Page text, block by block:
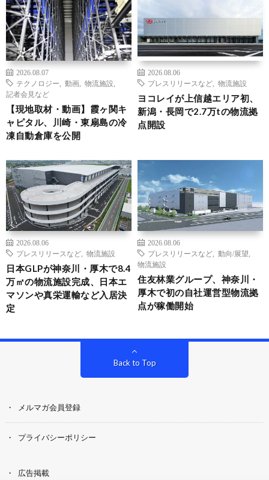
2026.08.07
テクノロジー
動画 物流施設
記者会見など
【現地取材・動画】霞ヶ関キ
ャピタル、川崎・東扇島の冷
凍自動倉庫を公開
2026.08.06
プレスリリースなど
物流施設
ヨコレイが上信越エリア初、
新潟・長岡で2.7万tの物流拠
点開設
2026.08.06
プレスリリースなど
物流施設
日本GLPが神奈川・厚木で8.4
万㎡の物流施設完成、日本エ
マソンや真栄運輸など入居決
定
2026.08.06
プレスリリースなど
動向/展望
物流施設
住友林業グループ、神奈川・
厚木で初の自社運営型物流拠
点が稼働開始
Back to Top
メルマガ会員登録
プライバシーポリシー
広告掲載